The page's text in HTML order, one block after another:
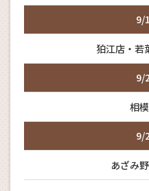
9/
狛江店・若
9/
相
9/
あざみ